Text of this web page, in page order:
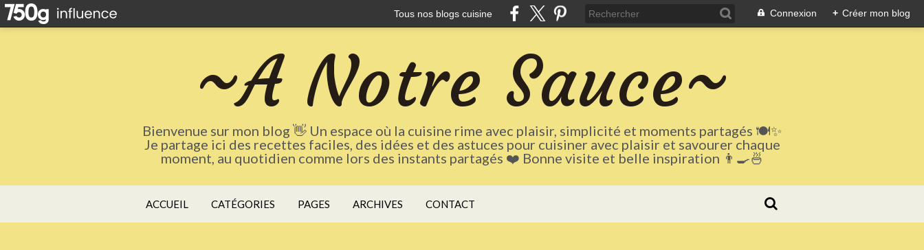
Tous nos blogs cuisine Connexion + Créer mon blog
~A Notre Sauce~
Bienvenue sur mon blog 👋 Un espace où la cuisine rime avec plaisir, simplicité et moments partagés 🍽️✨
Je partage ici des recettes faciles, des idées et des astuces pour cuisiner avec plaisir et savourer chaque
moment, au quotidien comme lors des instants partagés ❤️ Bonne visite et belle inspiration 👨‍🍳🍜
ACCUEIL CATÉGORIES PAGES ARCHIVES CONTACT